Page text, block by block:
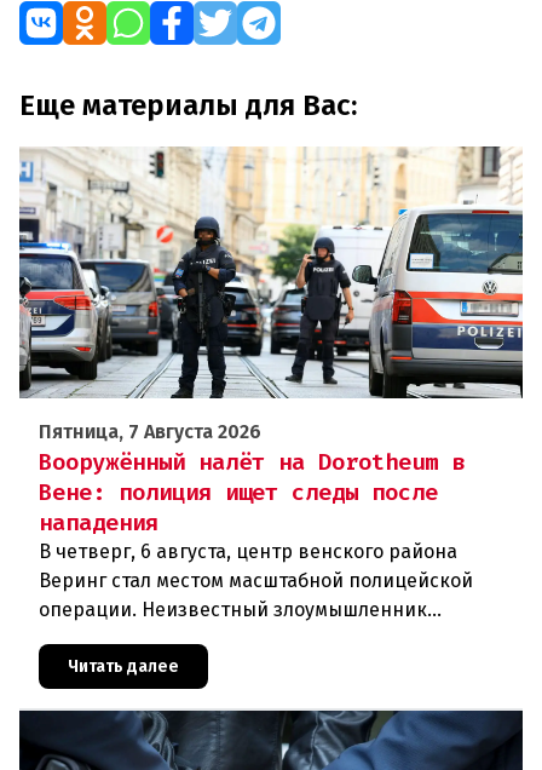
Еще материалы для Вас:
Пятница, 7 Августа 2026
Вооружённый налёт на Dorotheum в
Вене: полиция ищет следы после
нападения
В четверг, 6 августа, центр венского района
Веринг стал местом масштабной полицейской
операции. Неизвестный злоумышленник
совершил вооружённое нападение на филиал
знаменитого аукционного дома Dorotheu
Читать далее